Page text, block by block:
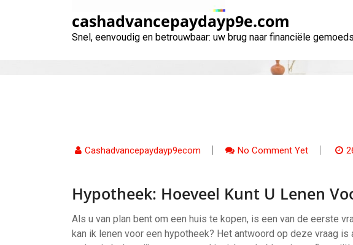
cashadvancepaydayp9e.com
Snel, eenvoudig en betrouwbaar: uw brug naar financiële
Cashadvancepaydayp9ecom No Comment Yet
Hypotheek: Hoeveel Kunt U Lenen
Als u van plan bent om een huis te kopen, is een van de eerste
kan ik lenen voor een hypotheek? Het antwoord op deze vraag